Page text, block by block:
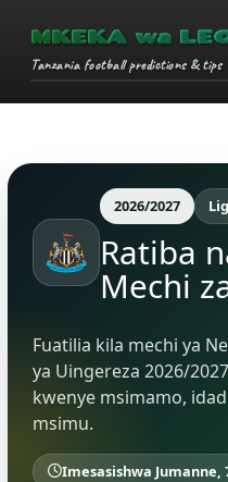
MKEKA wa
Tanzania football predictions & tips
2026/2027
Ratiba
Mechi
Fuatilia kila mechi ya
ya Uingereza 2026/
kwenye msimamo,
msimu.
Imesasishwa Jumanne,